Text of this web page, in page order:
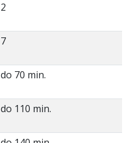
2
7
do 70 min.
do 110 min.